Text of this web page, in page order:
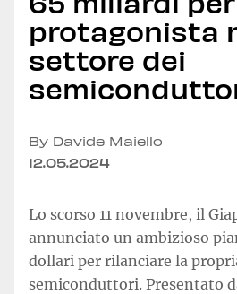
protagonista
settore dei
By Davide Maiello
12.05.2024
Lo scorso 11 novembre, il
annunciato un ambizioso
dollari per rilanciare la
semiconduttori. Presentato